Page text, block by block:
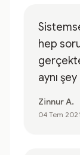
hep
aynı şey
Zinnur A.
04 Tem 2021